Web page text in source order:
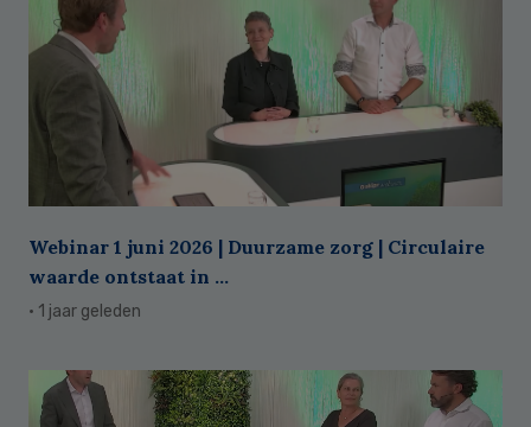
Webinar 1 juni 2026 | Duurzame zorg | Circulaire
waarde ontstaat in ...
· 1 jaar geleden